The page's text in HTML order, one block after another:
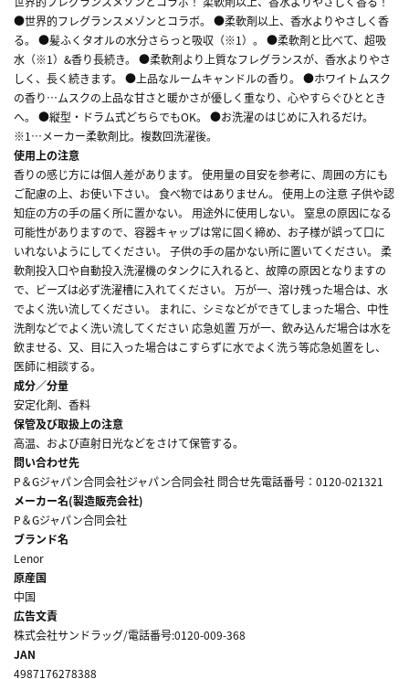
●世界的フレグランスメゾンとコラボ。 ●柔軟剤以上、香水よりやさしく香
る。 ●髪ふくタオルの水分さらっと吸収（※1）。 ●柔軟剤と比べて、超吸
水（※1）&香り長続き。 ●柔軟剤より上質なフレグランスが、香水よりやさ
しく、長く続きます。 ●上品なルームキャンドルの香り。 ●ホワイトムスク
の香り…ムスクの上品な甘さと暖かさが優しく重なり、心やすらぐひととき
へ。 ●縦型・ドラム式どちらでもOK。 ●お洗濯のはじめに入れるだけ。
※1…メーカー柔軟剤比。複数回洗濯後。
使用上の注意
香りの感じ方には個人差があります。 使用量の目安を参考に、周囲の方にも
ご配慮の上、お使い下さい。 食べ物ではありません。 使用上の注意 子供や認
知症の方の手の届く所に置かない。 用途外に使用しない。 窒息の原因になる
可能性がありますので、容器キャップは常に固く締め、お子様が誤って口に
いれないようにしてください。 子供の手の届かない所に置いてください。 柔
軟剤投入口や自動投入洗濯機のタンクに入れると、故障の原因となりますの
で、ビーズは必ず洗濯槽に入れてください。 万が一、溶け残った場合は、水
でよく洗い流してください。 まれに、シミなどができてしまった場合、中性
洗剤などでよく洗い流してください 応急処置 万が一、飲み込んだ場合は水を
飲ませる、又、目に入った場合はこすらずに水でよく洗う等応急処置をし、
医師に相談する。
成分／分量
安定化剤、香料
保管及び取扱上の注意
高温、および直射日光などをさけて保管する。
問い合わせ先
P＆Gジャパン合同会社ジャパン合同会社 問合せ先電話番号：0120-021321
メーカー名(製造販売会社)
P＆Gジャパン合同会社
ブランド名
Lenor
原産国
中国
広告文責
株式会社サンドラッグ/電話番号:0120-009-368
JAN
4987176278388